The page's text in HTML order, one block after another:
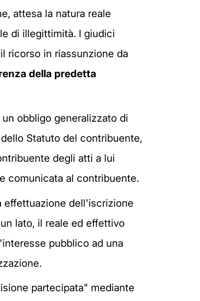
attesa la natura reale
di illegittimità. I giudici
ricorso in riassunzione da
della predetta
obbligo generalizzato di
Statuto del contribuente,
degli atti a lui
comunicata al contribuente.
effettuazione dell'iscrizione
lato, il reale ed effettivo
pubblico ad una
partecipata" mediante